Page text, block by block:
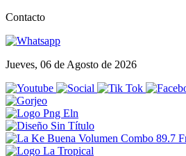
Contacto
Jueves, 06 de Agosto de 2026